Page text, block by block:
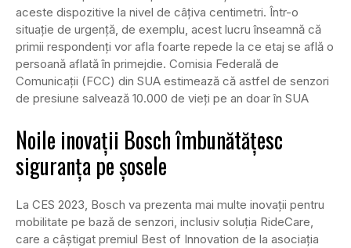
aceste dispozitive la nivel de câțiva centimetri. Într-o
situație de urgență, de exemplu, acest lucru înseamnă că
primii respondenți vor afla foarte repede la ce etaj se află o
persoană aflată în primejdie. Comisia Federală de
Comunicații (FCC) din SUA estimează că astfel de senzori
de presiune salvează 10.000 de vieți pe an doar în SUA
Noile inovații Bosch îmbunătățesc
siguranța pe șosele
La CES 2023, Bosch va prezenta mai multe inovații pentru
mobilitate pe bază de senzori, inclusiv soluția RideCare,
care a câștigat premiul Best of Innovation de la asociația